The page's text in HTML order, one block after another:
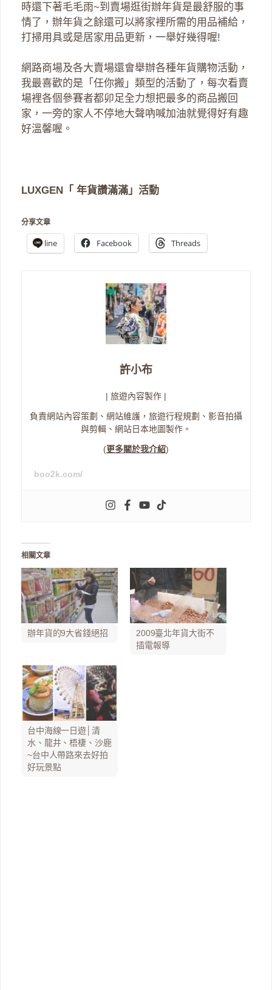
時還下著毛毛雨~到賣場逛街辦年貨是最舒服的事
情了，辦年貨之餘還可以將家裡所需的用品補給，
打掃用具或是居家用品更新，一舉好幾得喔!
網路商場及各大賣場還會舉辦各種年貨購物活動，
我最喜歡的是「任你搬」類型的活動了，每次看賣
場裡各個參賽者都卯足全力想把最多的商品搬回
家，一旁的家人不停地大聲吶喊加油就覺得好有趣
好溫馨喔。
LUXGEN「 年貨讚滿滿」活動
分享文章
line Facebook Threads
許小布
| 旅遊內容製作 |
負責網站內容策劃、網站維護，旅遊行程規劃、影音拍攝
與剪輯、網站日本地圖製作。
(更多關於我介紹)
boo2k.com/
相關文章
辦年貨的9大省錢絕招
2009臺北年貨大街不
插電報導
台中海線一日遊│清
水、龍井、梧棲、沙鹿
~台中人帶路來去好拍
好玩景點